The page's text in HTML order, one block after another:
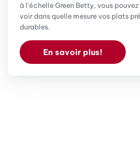
à l'échelle Green Betty, vous
voir dans quelle mesure vos plats
durables.
En savoir plus!